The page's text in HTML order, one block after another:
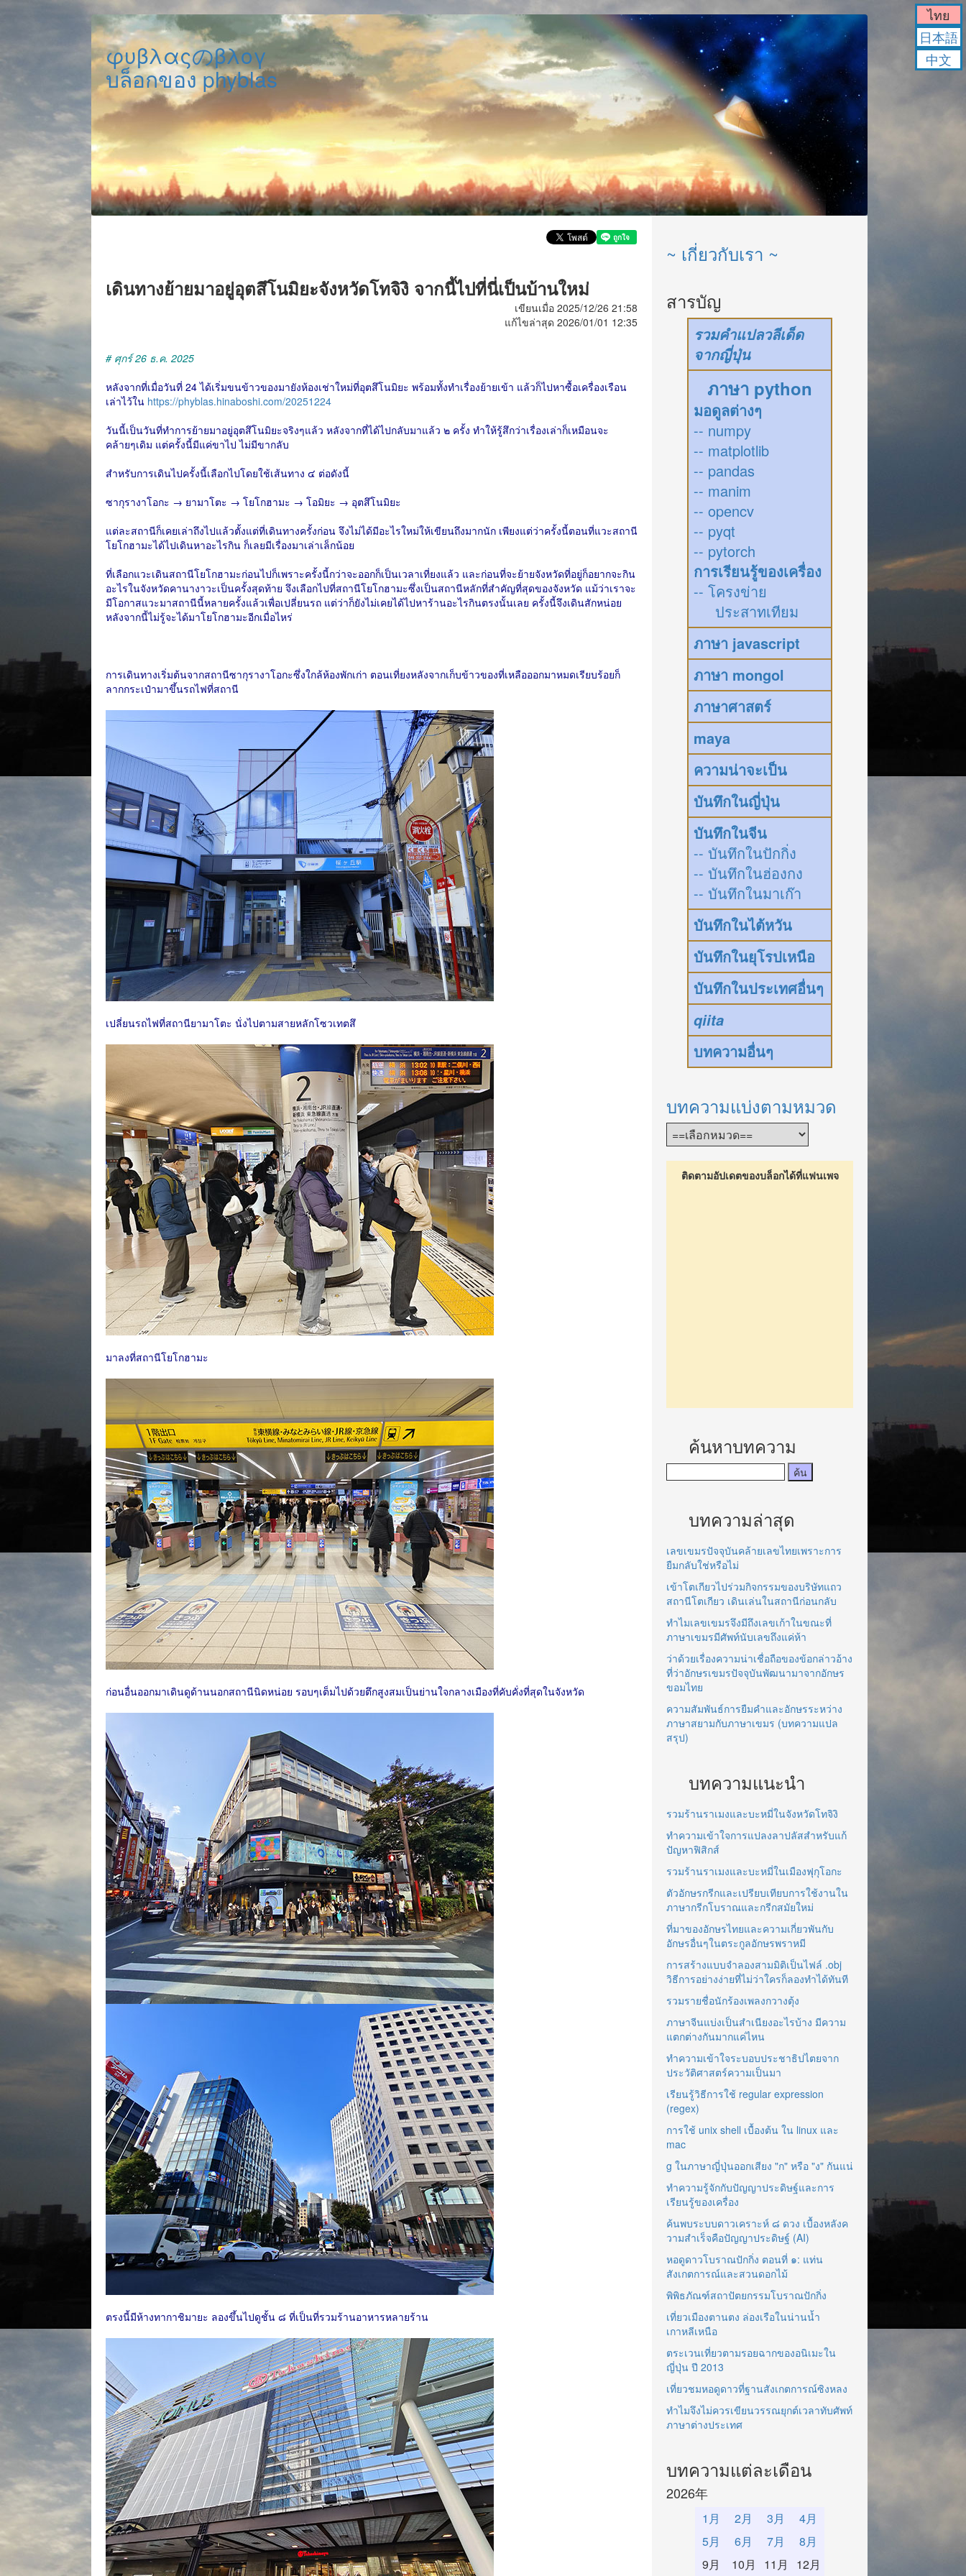
φυβλαςのβλογ
บล็อกของ phyblas
เดินทางย้ายมาอยู่อุตสึโนมิยะจังหวัดโทจิงิ จากนี้ไปที่นี่เป็นบ้านใหม่
เขียนเมื่อ 2025/12/26 21:58
แก้ไขล่าสุด 2026/01/01 12:35
# ศุกร์ 26 ธ.ค. 2025
หลังจากที่เมื่อวันที่ 24 ได้เริ่มขนข้าวของมายังห้องเช่าใหม่ที่อุตสึโนมิยะ พร้อมทั้งทำเรื่องย้ายเข้า แล้วก็ไปหาซื้อเครื่องเรือน
เล่าไว้ใน https://phyblas.hinaboshi.com/20251224
วันนี้เป็นวันที่ทำการย้ายมาอยู่อุตสึโนมิยะจริงๆแล้ว หลังจากที่ได้ไปกลับมาแล้ว ๒​ ครั้ง ทำให้รู้สึกว่าเรื่องเล่าก็เหมือนจะ
คล้ายๆเดิม แต่ครั้งนี้มีแค่ขาไป ไม่มีขากลับ
สำหรับการเดินไปครั้งนี้เลือกไปโดยใช้เส้นทาง ๔ ต่อดังนี้
ซากุรางาโอกะ → ยามาโตะ → โยโกฮามะ → โอมิยะ → อุตสึโนมิยะ
แต่ละสถานีก็เคยเล่าถึงไปแล้วตั้งแต่ที่เดินทางครั้งก่อน จึงไม่ได้มีอะไรใหม่ให้เขียนถึงมากนัก เพียงแต่ว่าครั้งนี้ตอนที่แวะสถานี
โยโกฮามะได้ไปเดินหาอะไรกิน ก็เลยมีเรื่องมาเล่าเล็กน้อย
ที่เลือกแวะเดินสถานีโยโกฮามะก่อนไปก็เพราะครั้งนี้กว่าจะออกก็เป็นเวลาเที่ยงแล้ว และก่อนที่จะย้ายจังหวัดที่อยู่ก็อยากจะกิน
อะไรในจังหวัดคานางาวะเป็นครั้งสุดท้าย จึงเลือกไปที่สถานีโยโกฮามะซึ่งเป็นสถานีหลักที่สำคัญที่สุดของจังหวัด แม้ว่าเราจะ
มีโอกาสแวะมาสถานีนี้หลายครั้งแล้วเพื่อเปลี่ยนรถ แต่ว่าก็ยังไม่เคยได้ไปหาร้านอะไรกินตรงนั้นเลย ครั้งนี้จึงเดินสักหน่อย
หลังจากนี้ไม่รู้จะได้มาโยโกฮามะอีกเมื่อไหร่
การเดินทางเริ่มต้นจากสถานีซากุรางาโอกะซึ่งใกล้ห้องพักเก่า ตอนเที่ยงหลังจากเก็บข้าวของที่เหลือออกมาหมดเรียบร้อยก็
ลากกระเป๋ามาขึ้นรถไฟที่สถานี
เปลี่ยนรถไฟที่สถานียามาโตะ นั่งไปตามสายหลักโซวเทตสึ
มาลงที่สถานีโยโกฮามะ
ก่อนอื่นออกมาเดินดูด้านนอกสถานีนิดหน่อย รอบๆเต็มไปด้วยตึกสูงสมเป็นย่านใจกลางเมืองที่คับคั่งที่สุดในจังหวัด
ตรงนี้มีห้างทากาชิมายะ ลองขึ้นไปดูชั้น ๘ ที่เป็นที่รวมร้านอาหารหลายร้าน
~ เกี่ยวกับเรา ~
สารบัญ
รวมคำแปลวลีเด็ด
จากญี่ปุ่น
ภาษา python
มอดูลต่างๆ
-- numpy
-- matplotlib
-- pandas
-- manim
-- opencv
-- pyqt
-- pytorch
การเรียนรู้ของเครื่อง
-- โครงข่าย
ประสาทเทียม
ภาษา javascript
ภาษา mongol
ภาษาศาสตร์
maya
ความน่าจะเป็น
บันทึกในญี่ปุ่น
บันทึกในจีน
-- บันทึกในปักกิ่ง
-- บันทึกในฮ่องกง
-- บันทึกในมาเก๊า
บันทึกในไต้หวัน
บันทึกในยุโรปเหนือ
บันทึกในประเทศอื่นๆ
qiita
บทความอื่นๆ
บทความแบ่งตามหมวด
ติดตามอัปเดตของบล็อกได้ที่แฟนเพจ
ค้นหาบทความ
บทความล่าสุด
เลขเขมรปัจจุบันคล้ายเลขไทยเพราะการ
ยืมกลับใช่หรือไม่
เข้าโตเกียวไปร่วมกิจกรรมของบริษัทแถว
สถานีโตเกียว เดินเล่นในสถานีก่อนกลับ
ทำไมเลขเขมรจึงมีถึงเลขเก้าในขณะที่
ภาษาเขมรมีศัพท์นับเลขถึงแค่ห้า
ว่าด้วยเรื่องความน่าเชื่อถือของข้อกล่าวอ้าง
ที่ว่าอักษรเขมรปัจจุบันพัฒนามาจากอักษร
ขอมไทย
ความสัมพันธ์การยืมคำและอักษรระหว่าง
ภาษาสยามกับภาษาเขมร (บทความแปล
สรุป)
บทความแนะนำ
รวมร้านราเมงและบะหมี่ในจังหวัดโทจิงิ
ทำความเข้าใจการแปลงลาปลัสสำหรับแก้
ปัญหาฟิสิกส์
รวมร้านราเมงและบะหมี่ในเมืองฟุกุโอกะ
ตัวอักษรกรีกและเปรียบเทียบการใช้งานใน
ภาษากรีกโบราณและกรีกสมัยใหม่
ที่มาของอักษรไทยและความเกี่ยวพันกับ
อักษรอื่นๆในตระกูลอักษรพราหมี
การสร้างแบบจำลองสามมิติเป็นไฟล์ .obj
วิธีการอย่างง่ายที่ไม่ว่าใครก็ลองทำได้ทันที
รวมรายชื่อนักร้องเพลงกวางตุ้ง
ภาษาจีนแบ่งเป็นสำเนียงอะไรบ้าง มีความ
แตกต่างกันมากแค่ไหน
ทำความเข้าใจระบอบประชาธิปไตยจาก
ประวัติศาสตร์ความเป็นมา
เรียนรู้วิธีการใช้ regular expression
(regex)
การใช้ unix shell เบื้องต้น ใน linux และ
mac
g ในภาษาญี่ปุ่นออกเสียง "ก" หรือ "ง" กันแน่
ทำความรู้จักกับปัญญาประดิษฐ์และการ
เรียนรู้ของเครื่อง
ค้นพบระบบดาวเคราะห์ ๘ ดวง เบื้องหลังค
วามสำเร็จคือปัญญาประดิษฐ์ (AI)
หอดูดาวโบราณปักกิ่ง ตอนที่ ๑: แท่น
สังเกตการณ์และสวนดอกไม้
พิพิธภัณฑ์สถาปัตยกรรมโบราณปักกิ่ง
เที่ยวเมืองตานตง ล่องเรือในน่านน้ำ
เกาหลีเหนือ
ตระเวนเที่ยวตามรอยฉากของอนิเมะใน
ญี่ปุ่น ปี 2013
เที่ยวชมหอดูดาวที่ฐานสังเกตการณ์ซิงหลง
ทำไมจึงไม่ควรเขียนวรรณยุกต์เวลาทับศัพท์
ภาษาต่างประเทศ
บทความแต่ละเดือน
2026年
1月 2月 3月
4月
5月
6月 7月
8月
9月
10月 11月 12月
ไทย
日本語
中文